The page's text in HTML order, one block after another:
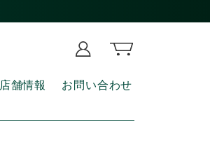
店舗情報 お問い合わせ